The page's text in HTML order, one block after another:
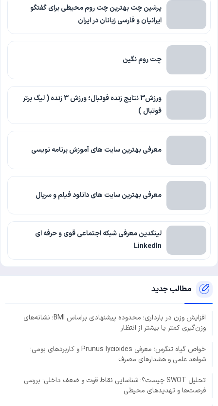
پرشین چت بهترین چت روم محیطی برای گفتگو
ایرانیان و فارسی زبانان در ایران
چت روم نگین
ورزش3 نتایج زنده فوتبال؛ ورزش 3 زنده ( لیگ برتر
فوتبال )
معرفی بهترین سایت های آموزش برنامه نویسی
معرفی بهترین سایت های دانلود فیلم و سریال
لینکدین معرفی شبکه اجتماعی قوی و حرفه ای
LinkedIn
مطالب جدید
افزایش وزن در بارداری؛ محدوده پیشنهادی براساس BMI؛ نشانه‌های
وزن‌گیری کمتر یا بیشتر از انتظار
خواص گیاه تنگرس؛ معرفی Prunus lycioides و کاربردهای بومی؛
شواهد علمی و هشدارهای مصرف
تحلیل SWOT چیست؟؛ شناسایی نقاط قوت و ضعف داخلی؛ بررسی
فرصت‌ها و تهدیدهای محیطی